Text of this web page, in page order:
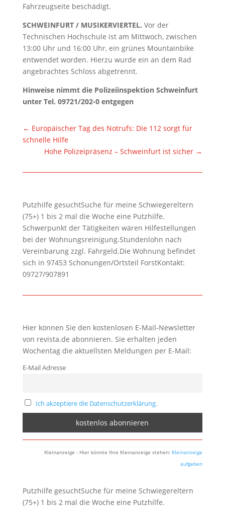
Fahrzeugseite beschädigt.
SCHWEINFURT / MUSIKERVIERTEL. Vor der
Technischen Hochschule ist am Mittwoch, zwischen
13:00 Uhr und 16:00 Uhr, ein grünes Mountainbike
entwendet worden. Hierzu wurde ein an dem Rad
angebrachtes Schloss abgetrennt.
Hinweise nimmt die Polizeiinspektion Schweinfurt
unter Tel. 09721/202-0 entgegen
← Europäischer Tag des Notrufs: Die 112 sorgt für
schnelle Hilfe
Hohe Polizeipräsenz – Schweinfurt ist sicher →
Putzhilfe gesuchtSuche für meine Schwiegereltern
(75+) 1 bis 2 mal die Woche eine Putzhilfe.
Schwerpunkt der Tätigkeiten wären Hilfestellungen
bei der Wohnungsreinigung.Stundenlohn nach
Vereinbarung zzgl. Fahrgeld.Die Wohnung befindet
sich in 97453 Schonungen/Ortsteil ForstKontakt:
09727/907891
Hier können Sie den kostenlosen E-Mail-Newsletter
von revista.de abonnieren. Sie erhalten jeden
Wochentag die aktuellsten Meldungen per E-Mail:
E-Mail Adresse
Ich akzeptiere die Datenschutzerklärung.
Kleinanzeige - Hier könnte Ihre Kleinanzeige stehen: Kleinanzeige
aufgeben
Putzhilfe gesuchtSuche für meine Schwiegereltern
(75+) 1 bis 2 mal die Woche eine Putzhilfe.